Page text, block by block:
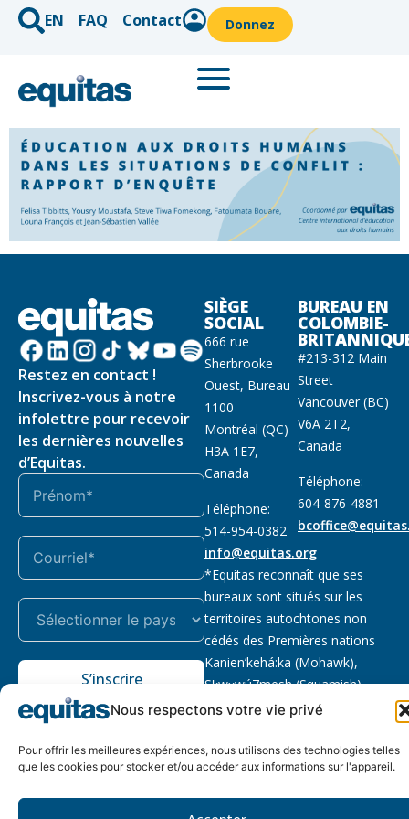
Nous respectons votre vie privé
Pour offrir les meilleures expériences, nous utilisons des technologies telles
que les cookies pour stocker et/ou accéder aux informations sur l'appareil.
EN FAQ Contact Donnez
Restez en contact !
Inscrivez-vous à notre
infolettre pour recevoir
les dernières nouvelles
d’Equitas.
S’inscrire
SIÈGE
SOCIAL
666 rue
Sherbrooke
Ouest, Bureau
1100
Montréal (QC)
H3A 1E7,
Canada
Téléphone:
514-954-0382
info@equitas.org
BUREAU EN
COLOMBIE-
#213-312 Main
Street
Vancouver (BC)
V6A 2T2,
Canada
Téléphone:
604-876-4881
*Equitas reconnaît que ses
bureaux sont situés sur les
territoires autochtones non
cédés des Premières nations
Kanien’kehá:ka (Mohawk),
Sḵwx̱wú7mesh (Squamish),
səl̓ilwətaɁɬ (Tsleil Waututh) et
Lire la suite
de